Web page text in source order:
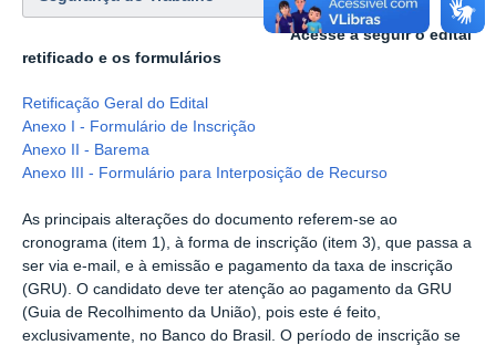
Acesse a seguir o edital
retificado e os formulários
Retificação Geral do Edital
Anexo I - Formulário de Inscrição
Anexo II - Barema
Anexo III - Formulário para Interposição de Recurso
As principais alterações do documento referem-se ao
cronograma (item 1), à forma de inscrição (item 3), que passa a
ser via e-mail, e à emissão e pagamento da taxa de inscrição
(GRU). O candidato deve ter atenção ao pagamento da GRU
(Guia de Recolhimento da União), pois este é feito,
exclusivamente, no Banco do Brasil. O período de inscrição se